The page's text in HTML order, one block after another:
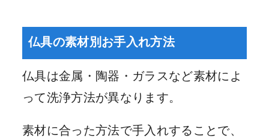
仏具の素材別お手入れ方法
仏具は金属・陶器・ガラスなど素材によ
って洗浄方法が異なります。
素材に合った方法で手入れすることで、